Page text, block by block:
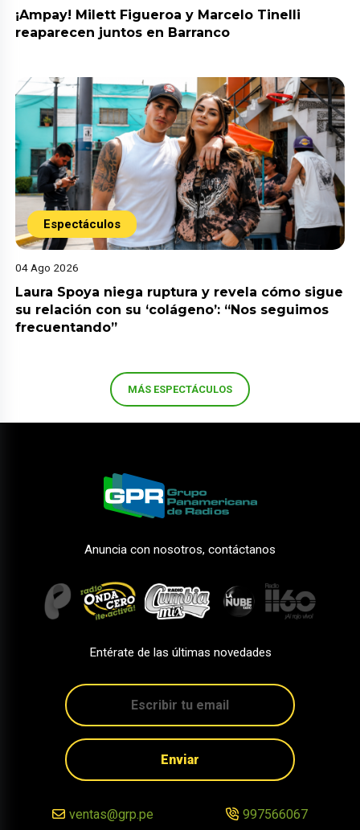
¡Ampay! Milett Figueroa y Marcelo Tinelli
reaparecen juntos en Barranco
Espectáculos
04 Ago 2026
Laura Spoya niega ruptura y revela cómo sigue
su relación con su ‘colágeno’: “Nos seguimos
frecuentando”
MÁS ESPECTÁCULOS
Anuncia con nosotros, contáctanos
Entérate de las últimas novedades
Enviar
ventas@grp.pe 997566067